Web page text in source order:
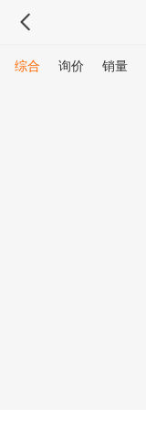
综合 询价 销量